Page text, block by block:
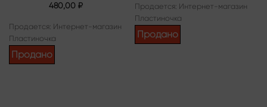
480,00₽
Продается: Интернет-магазин
Пластиночка
Продано
Продается: Интернет-магазин
Пластиночка
Продано